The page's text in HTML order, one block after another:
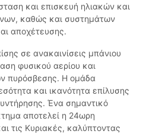
και επισκευή ηλιακών και
καθώς και συστημάτων
αποχέτευσης.
σε ανακαινίσεις μπάνιου
φυσικού αερίου και
πυρόσβεσης. Η ομάδα
και ικανότητα επίλυσης
Ένα σημαντικό
αποτελεί η 24ωρη
τις Κυριακές, καλύπτοντας